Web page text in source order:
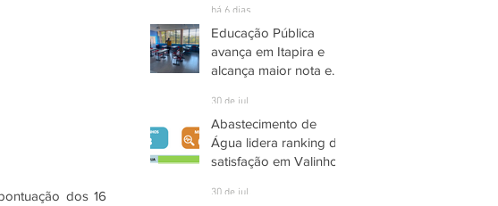
dos 16
há 6 dias
Educação Pública
avança em Itapira e
alcança maior nota em
30 de jul.
Abastecimento de
Água lidera ranking de
satisfação em Valinhos
30 de jul.